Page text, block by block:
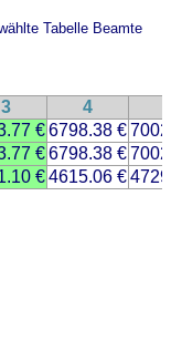
Tabelle Beamte
3 4
€6798.38 €
€6798.38 €
€4615.06 €